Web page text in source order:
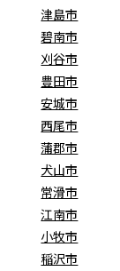
津島市
碧南市
刈谷市
豊田市
安城市
西尾市
蒲郡市
犬山市
常滑市
江南市
小牧市
稲沢市